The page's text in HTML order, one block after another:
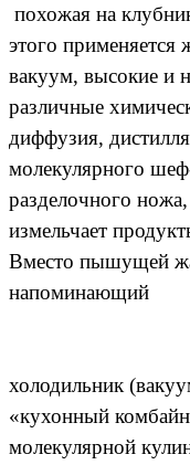
похожая на
этого применяется
вакуум, высокие и
различные
диффузия,
молекулярного
разделочного
измельчает
Вместо пышущей
напоминающий
холодильник
«кухонный
молекулярной